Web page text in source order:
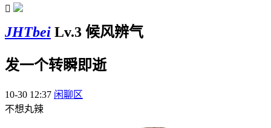

JHTbei Lv.3 候风辨气
发一个转瞬即逝
10-30 12:37 闲聊区
不想丸辣